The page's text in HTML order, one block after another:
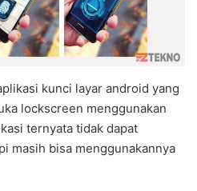
kunci layar android yang
lockscreen menggunakan
ternyata tidak dapat
masih bisa menggunakannya